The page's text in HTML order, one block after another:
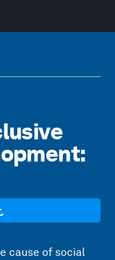
cause of social